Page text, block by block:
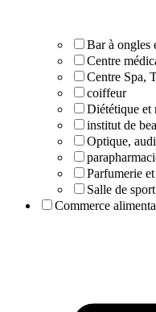
Bar à ongles
Centre
Centre Spa,
coiffeur
Diététique et
institut de
Optique,
Parfumerie
Salle de
Commerce